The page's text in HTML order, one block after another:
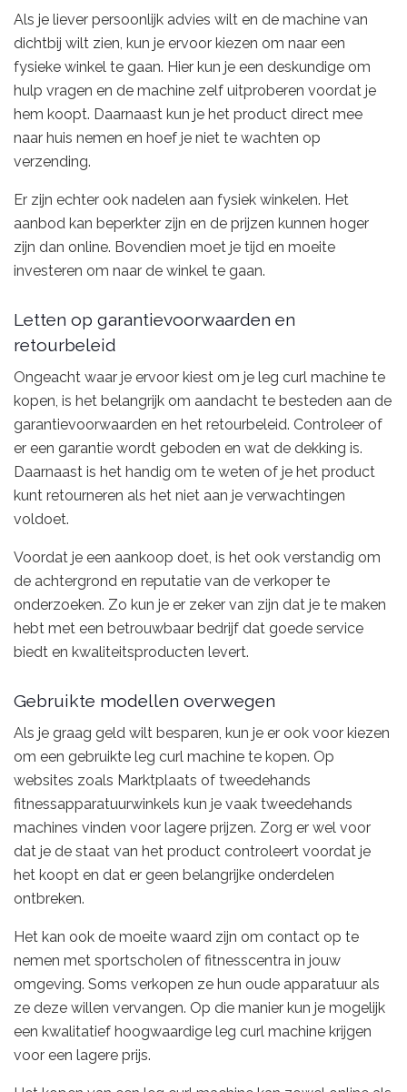
Als je liever persoonlijk advies wilt en de machine van
dichtbij wilt zien, kun je ervoor kiezen om naar een
fysieke winkel te gaan. Hier kun je een deskundige om
hulp vragen en de machine zelf uitproberen voordat je
hem koopt. Daarnaast kun je het product direct mee
naar huis nemen en hoef je niet te wachten op
verzending.
Er zijn echter ook nadelen aan fysiek winkelen. Het
aanbod kan beperkter zijn en de prijzen kunnen hoger
zijn dan online. Bovendien moet je tijd en moeite
investeren om naar de winkel te gaan.
Letten op garantievoorwaarden en
retourbeleid
Ongeacht waar je ervoor kiest om je leg curl machine te
kopen, is het belangrijk om aandacht te besteden aan de
garantievoorwaarden en het retourbeleid. Controleer of
er een garantie wordt geboden en wat de dekking is.
Daarnaast is het handig om te weten of je het product
kunt retourneren als het niet aan je verwachtingen
voldoet.
Voordat je een aankoop doet, is het ook verstandig om
de achtergrond en reputatie van de verkoper te
onderzoeken. Zo kun je er zeker van zijn dat je te maken
hebt met een betrouwbaar bedrijf dat goede service
biedt en kwaliteitsproducten levert.
Gebruikte modellen overwegen
Als je graag geld wilt besparen, kun je er ook voor kiezen
om een gebruikte leg curl machine te kopen. Op
websites zoals Marktplaats of tweedehands
fitnessapparatuurwinkels kun je vaak tweedehands
machines vinden voor lagere prijzen. Zorg er wel voor
dat je de staat van het product controleert voordat je
het koopt en dat er geen belangrijke onderdelen
ontbreken.
Het kan ook de moeite waard zijn om contact op te
nemen met sportscholen of fitnesscentra in jouw
omgeving. Soms verkopen ze hun oude apparatuur als
ze deze willen vervangen. Op die manier kun je mogelijk
een kwalitatief hoogwaardige leg curl machine krijgen
voor een lagere prijs.